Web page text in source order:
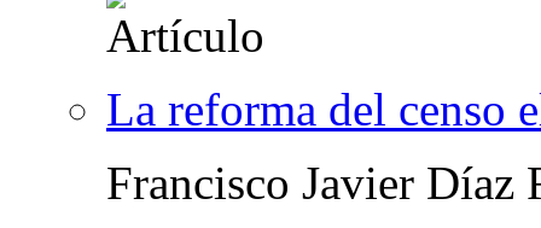
La reforma del censo
Francisco Javier Díaz